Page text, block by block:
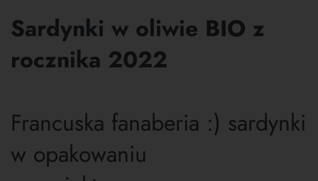
Sardynki w oliwie BIO z
rocznika 2022
Francuska fanaberia :) sardynki
w opakowaniu